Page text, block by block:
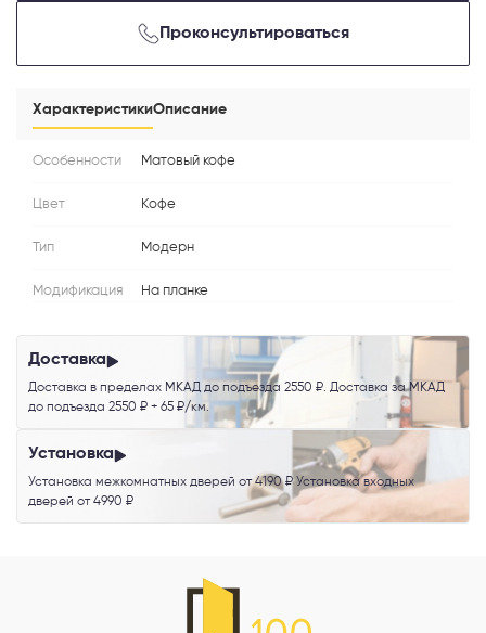
Проконсультироваться
ХарактеристикиОписание
Особенности Матовый кофе
Цвет Кофе
Тип Модерн
Модификация На планке
Доставка
Доставка в пределах МКАД до подъезда 2550 ₽. Доставка за МКАД
до подъезда 2550 ₽ + 65 ₽/км.
Установка
Установка межкомнатных дверей от 4190 ₽ Установка входных
дверей от 4990 ₽